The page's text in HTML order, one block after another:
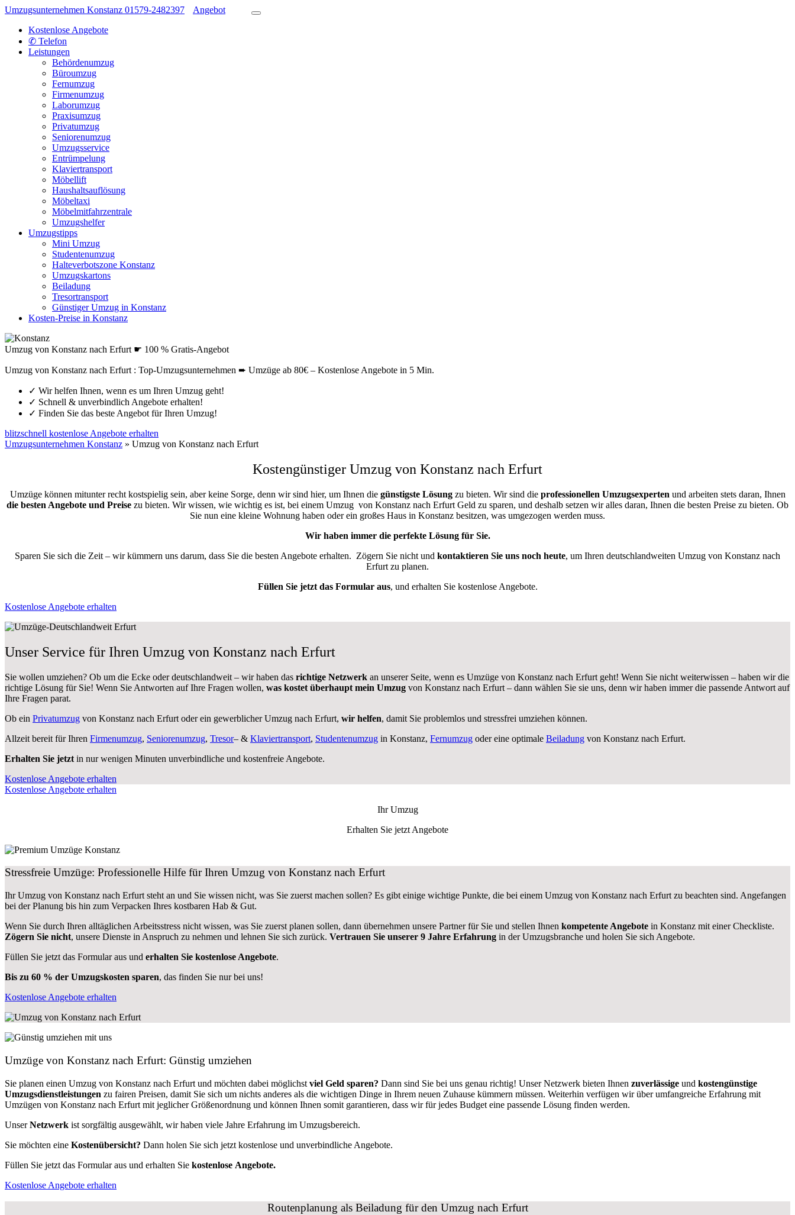
Umzugsunternehmen Konstanz 01579-2482397
Angebot
Kostenlose Angebote
✆ Telefon
Leistungen
Behördenumzug
Büroumzug
Fernumzug
Firmenumzug
Laborumzug
Praxisumzug
Privatumzug
Seniorenumzug
Umzugsservice
Entrümpelung
Klaviertransport
Möbellift
Haushaltsauflösung
Möbeltaxi
Möbelmitfahrzentrale
Umzugshelfer
Umzugstipps
Mini Umzug
Studentenumzug
Halteverbotszone Konstanz
Umzugskartons
Beiladung
Tresortransport
Günstiger Umzug in Konstanz
Kosten-Preise in Konstanz
Umzug von Konstanz nach Erfurt ☛ 100 % Gratis-Angebot
Umzug von Konstanz nach Erfurt : Top-Umzugsunternehmen ➨ Umzüge ab 80€ – Kostenlose Angebote in 5 Min.
✓ Wir helfen Ihnen, wenn es um Ihren Umzug geht!
✓ Schnell & unverbindlich Angebote erhalten!
✓ Finden Sie das beste Angebot für Ihren Umzug!
blitzschnell kostenlose Angebote erhalten
Umzugsunternehmen Konstanz » Umzug von Konstanz nach Erfurt
Kostengünstiger Umzug von Konstanz nach Erfurt
Umzüge können mitunter recht kostspielig sein, aber keine Sorge, denn wir sind hier, um Ihnen die günstigste Lösungzu bieten. Wir sind die professionellen Umzugsexperten und arbeiten stets daran, Ihnen
die besten Angebote und Preise zu bieten. Wir wissen, wie wichtig es ist, bei einem Umzug von Konstanz nach Erfurt Geld zu sparen, und deshalb setzen wir alles daran, Ihnen die besten Preise zu bieten. Ob
Sie nun eine kleine Wohnung haben oder ein großes Haus in Konstanz besitzen, was umgezogen werden muss.
Wir haben immer die perfekte Lösung für Sie.
Sparen Sie sich die Zeit – wir kümmern uns darum, dass Sie die besten Angebote erhalten. Zögern Sie nicht und kontaktieren Sie uns noch heute, um Ihren deutschlandweiten Umzug von Konstanz nach
Erfurt zu planen.
Füllen Sie jetzt das Formular aus, und erhalten Sie kostenlose Angebote.
Kostenlose Angebote erhalten
Unser Service für Ihren Umzug von Konstanz nach Erfurt
Sie wollen umziehen? Ob um die Ecke oder deutschlandweit – wir haben das richtige Netzwerk an unserer Seite, wenn es Umzüge von Konstanz nach Erfurt geht! Wenn Sie nicht weiterwissen – haben wir die
richtige Lösung für Sie! Wenn Sie Antworten auf Ihre Fragen wollen, was kostet überhaupt mein Umzug von Konstanz nach Erfurt – dann wählen Sie sie uns, denn wir haben immer die passende Antwort auf
Ihre Fragen parat.
Ob ein Privatumzug von Konstanz nach Erfurt oder ein gewerblicher Umzug nach Erfurt, wir helfen, damit Sie problemlos und stressfrei umziehen können.
Allzeit bereit für Ihren Firmenumzug, Seniorenumzug, Tresor– & Klaviertransport, Studentenumzug in Konstanz, Fernumzug oder eine optimale Beiladung von Konstanz nach Erfurt.
Erhalten Sie jetzt in nur wenigen Minuten unverbindliche und kostenfreie Angebote.
Kostenlose Angebote erhalten
Kostenlose Angebote erhalten
Ihr Umzug
Erhalten Sie jetzt Angebote
Stressfreie Umzüge: Professionelle Hilfe für Ihren Umzug von Konstanz nach Erfurt
Ihr Umzug von Konstanz nach Erfurt steht an und Sie wissen nicht, was Sie zuerst machen sollen? Es gibt einige wichtige Punkte, die bei einem Umzug von Konstanz nach Erfurt zu beachten sind. Angefangen
bei der Planung bis hin zum Verpacken Ihres kostbaren Hab & Gut.
Wenn Sie durch Ihren alltäglichen Arbeitsstress nicht wissen, was Sie zuerst planen sollen, dann übernehmen unsere Partner für Sie und stellen Ihnen kompetente Angebote in Konstanz mit einer Checkliste.
Zögern Sie nicht, unsere Dienste in Anspruch zu nehmen und lehnen Sie sich zurück. Vertrauen Sie unserer 9 Jahre Erfahrung in der Umzugsbranche und holen Sie sich Angebote.
Füllen Sie jetzt das Formular aus und erhalten Sie kostenlose Angebote.
Bis zu 60 % der Umzugskosten sparen, das finden Sie nur bei uns!
Kostenlose Angebote erhalten
Umzüge von Konstanz nach Erfurt: Günstig umziehen
Sie planen einen Umzug von Konstanz nach Erfurt und möchten dabei möglichst viel Geld sparen? Dann sind Sie bei uns genau richtig! Unser Netzwerk bieten Ihnen zuverlässige und kostengünstige
Umzugsdienstleistungen zu fairen Preisen, damit Sie sich um nichts anderes als die wichtigen Dinge in Ihrem neuen Zuhause kümmern müssen. Weiterhin verfügen wir über umfangreiche Erfahrung mit
Umzügen von Konstanz nach Erfurt mit jeglicher Größenordnung und können Ihnen somit garantieren, dass wir für jedes Budget eine passende Lösung finden werden.
UnserNetzwerk ist sorgfältig ausgewählt, wir haben viele Jahre Erfahrung im Umzugsbereich.
Sie möchten eine Kostenübersicht? Dann holen Sie sich jetzt kostenlose und unverbindliche Angebote.
Füllen Sie jetzt das Formular aus und erhalten Sie kostenlose Angebote.
Kostenlose Angebote erhalten
Routenplanung als Beiladung für den Umzug nach Erfurt